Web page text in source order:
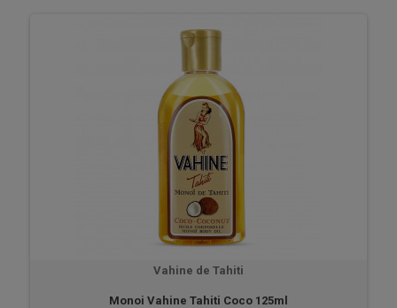
Vahine de Tahiti
Monoi Vahine Tahiti Coco 125ml